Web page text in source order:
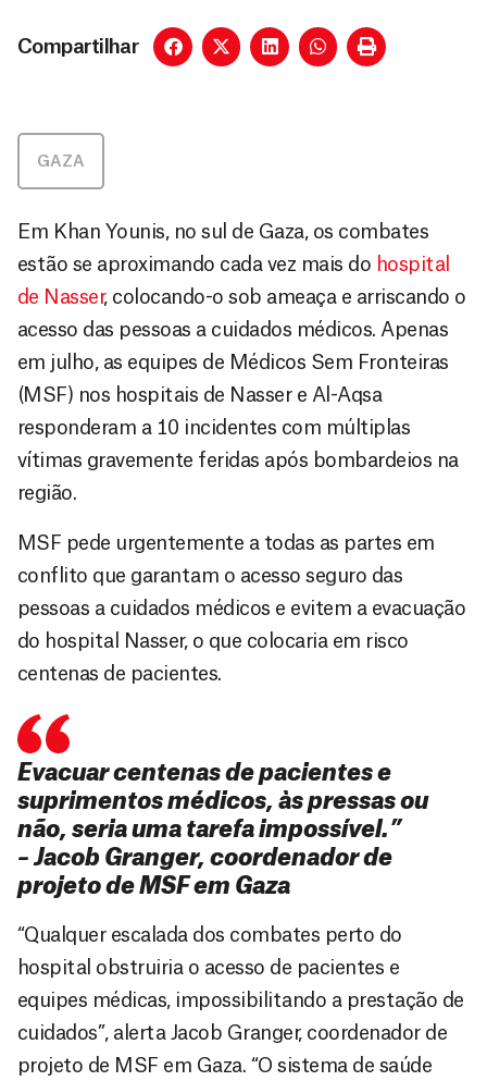
Compartilhar
GAZA
Em Khan Younis, no sul de Gaza, os combates
estão se aproximando cada vez mais do hospital
de Nasser, colocando-o sob ameaça e arriscando o
acesso das pessoas a cuidados médicos. Apenas
em julho, as equipes de Médicos Sem Fronteiras
(MSF) nos hospitais de Nasser e Al-Aqsa
responderam a 10 incidentes com múltiplas
vítimas gravemente feridas após bombardeios na
região.
MSF pede urgentemente a todas as partes em
conflito que garantam o acesso seguro das
pessoas a cuidados médicos e evitem a evacuação
do hospital Nasser, o que colocaria em risco
centenas de pacientes.
Evacuar centenas de pacientes e
suprimentos médicos, às pressas ou
não, seria uma tarefa impossível.”
– Jacob Granger, coordenador de
projeto de MSF em Gaza
“Qualquer escalada dos combates perto do
hospital obstruiria o acesso de pacientes e
equipes médicas, impossibilitando a prestação de
cuidados”, alerta Jacob Granger, coordenador de
projeto de MSF em Gaza. “O sistema de saúde